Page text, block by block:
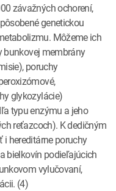
závažných ochorení,
genetickou
Môžeme ich
bunkovej membrány
poruchy
glykozylácie)
typu enzýmu a jeho
reťazcoch). K dedičným
hereditárne poruchy
bielkovín podieľajúcich
vylučovaní,
(4)